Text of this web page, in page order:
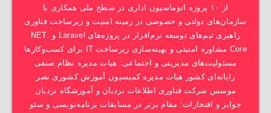
از ۱۰ پروژه اتوماسیون اداری در سطح ملی همکاری با
سازمان‌های دولتی و خصوصی در زمینه امنیت و زیرساخت فناوری
راهبری تیم‌های توسعه نرم‌افزار در پروژه‌های Laravel و .NET
Core مشاوره امنیتی و بهینه‌سازی زیرساخت IT برای کسب‌وکارها
مسئولیت‌های مدیریتی و اجتماعی: هیات مدیره نظام صنفی
رایانه‌ای کشور هیات مدیره کمیسیون آموزش کشوری نصر
موسس شرکت فناوری اطلاعات نردبان و آموزشگاه نردبان
جوایز و افتخارات: مقام برتر در مسابقات برنامه‌نویسی و سئو